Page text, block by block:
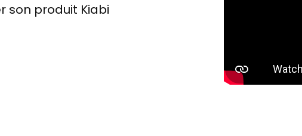
son produit Kiabi